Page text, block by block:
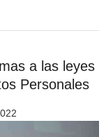
a las leyes
Personales